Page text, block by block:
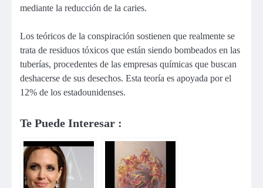
mediante la reducción de la caries.
Los teóricos de la conspiración sostienen que realmente se
trata de residuos tóxicos que están siendo bombeados en las
tuberías, procedentes de las empresas químicas que buscan
deshacerse de sus desechos. Esta teoría es apoyada por el
12% de los estadounidenses.
Te Puede Interesar :